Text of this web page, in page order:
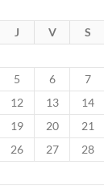
J V S
5 6 7
12 13 14
19 20 21
26 27 28